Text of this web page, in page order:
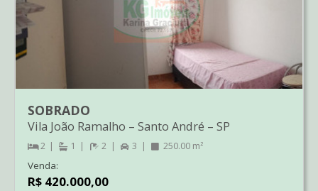
SOBRADO
Vila João Ramalho – Santo André – SP
2 1 2 3 250.00 m²
Venda:
R$ 420.000,00